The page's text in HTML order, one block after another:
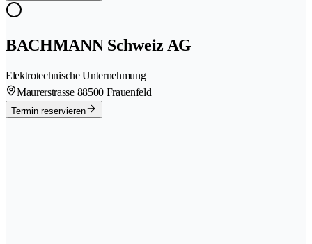
BACHMANN Schweiz AG
Elektrotechnische Unternehmung
Maurerstrasse 88500 Frauenfeld
Termin reservieren